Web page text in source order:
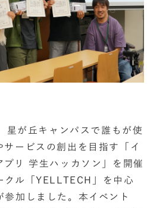
星が丘キャンパスで誰もが使
サービスの創出を目指す「イ
プリ 学生ハッカソン」を開催
クル「YELLTECH」を中心
参加しました。本イベント